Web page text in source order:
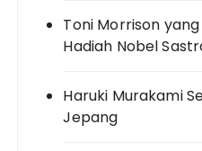
Toni Morrison
Hadiah Nobel
Haruki Murakami
Jepang